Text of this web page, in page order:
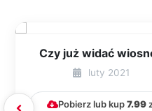
Czy już widać
[PBP - dzieciluty 2021
Pobierz lub kup7.99